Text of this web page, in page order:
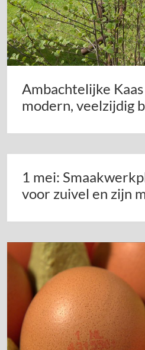
Ambachtelijke
modern, veelzijdig
1 mei:
voor zuivel en zijn